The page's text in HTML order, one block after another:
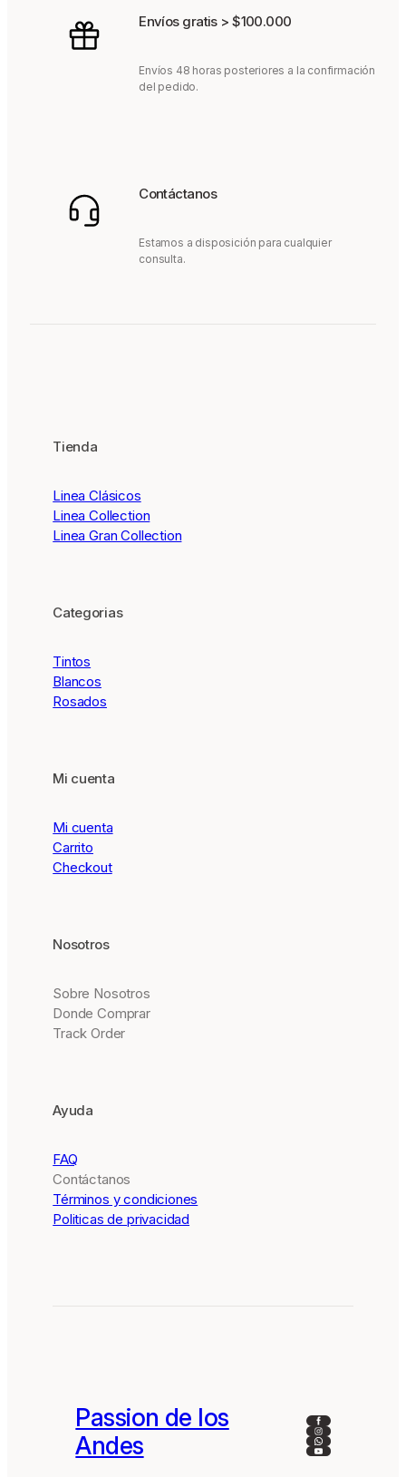
Envíos gratis > $100.000
Envíos 48 horas posteriores a la confirmación
del pedido.
Contáctanos
Estamos a disposición para cualquier
consulta.
Tienda
Linea Clásicos
Linea Collection
Linea Gran Collection
Categorias
Tintos
Blancos
Rosados
Mi cuenta
Mi cuenta
Carrito
Checkout
Nosotros
Sobre Nosotros
Donde Comprar
Track Order
Ayuda
FAQ
Contáctanos
Términos y condiciones
Politicas de privacidad
Passion de los
Andes
Facebook
Instagram
WhatsApp
YouTube